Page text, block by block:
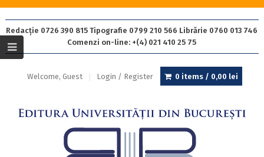
Redacție 0726 390 815 Tipografie 0799 210 566 Librărie 0760 013 746
Comenzi on-line: +(4) 021 410 25 75
Welcome, Guest Login / Register 0 items / 0,00 lei